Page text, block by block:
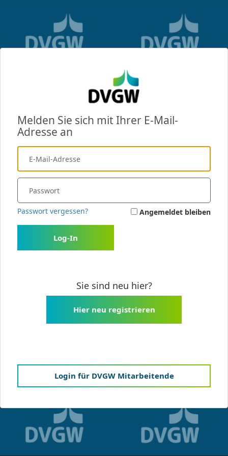
Melden Sie sich mit Ihrer E-Mail-
Adresse an
Passwort vergessen? Angemeldet bleiben
Log-In
Sie sind neu hier?
Hier neu registrieren
Login für DVGW Mitarbeitende